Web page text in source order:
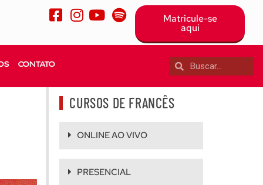
Matricule-se
aqui
CONTATO
CURSOS DE FRANCÊS
ONLINE AO VIVO
PRESENCIAL